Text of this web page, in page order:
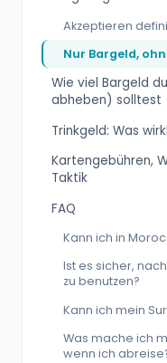
Akzeptieren
Nur Bargeld,
Wie viel Bargeld
abheben) solltest
Trinkgeld: Was
Kartengebühren,
Taktik
FAQ
Kann ich in
Ist es sicher,
zu benutzen?
Kann ich mein
Was mache ich
wenn ich